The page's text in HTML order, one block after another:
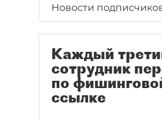
Новости
Каждый
сотрудник
по
ссылке